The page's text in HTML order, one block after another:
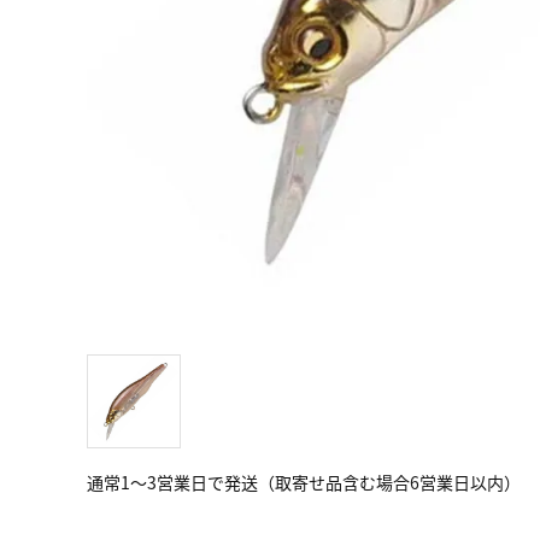
通常1～3営業日で発送（取寄せ品含む場合6営業日以内）